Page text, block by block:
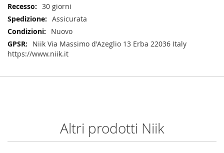
30 giorni
Assicurata
Nuovo
Niik Via Massimo d'Azeglio 13 Erba 22036 Italy
https://www.niik.it
Altri prodotti Niik